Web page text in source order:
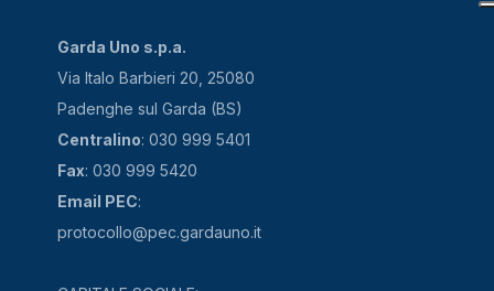
Garda Uno s.p.a.
Via Italo Barbieri 20, 25080
Padenghe sul Garda (BS)
Centralino: 030 999 5401
Fax: 030 999 5420
Email PEC:
protocollo@pec.gardauno.it